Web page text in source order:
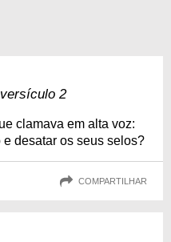
2
clamava em alta voz:
desatar os seus selos?
COMPARTILHAR